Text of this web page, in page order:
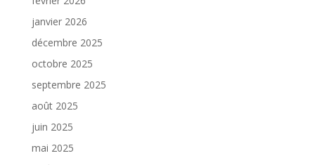
janvier 2026
décembre 2025
octobre 2025
septembre 2025
août 2025
juin 2025
mai 2025